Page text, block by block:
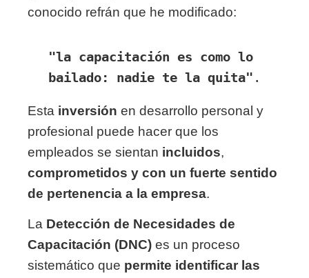
conocido refrán que he modificado:
"la capacitación es como lo
bailado: nadie te la quita" .
Esta inversión en desarrollo personal y
profesional puede hacer que los
empleados se sientan incluidos,
comprometidos y con un fuerte sentido
de pertenencia a la empresa.
La Detección de Necesidades de
Capacitación (DNC) es un proceso
sistemático que permite identificar las